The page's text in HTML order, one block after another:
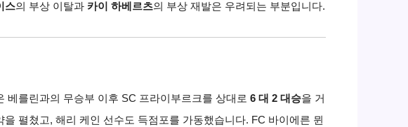
스의 부상 이탈과 카이 하베르츠의 부상 재발은 우려되는 부분입니다.
베를린과의 무승부 이후 SC 프라이부르크를 상대로 6 대 2 대승을 거
을 펼쳤고, 해리 케인 선수도 득점포를 가동했습니다. FC 바이에른 뮌